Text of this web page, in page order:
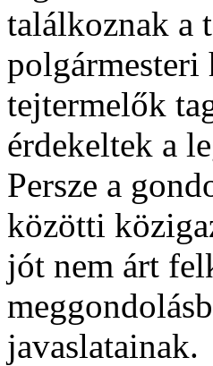
találkoznak a
polgármesteri
tejtermelők
érdekeltek a
Persze a
közötti
jót nem árt
javaslatainak.